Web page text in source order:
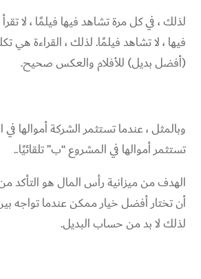
لذلك ، في كل مرة تشاهد فيها فيلمًا ، لا
فيها ، لا تشاهد فيلمًا. لذلك ، القراءة هي
(أفضل بديل) للأفلام والعكس صحيح.
وبالمثل ، عندما تستثمر الشركة أموالها في
تستثمر أموالها في المشروع “ب” تلقائيًا..
الهدف من ميزانية رأس المال هو التأكد
أن تختار أفضل خيار ممكن عندما تواجه
لذلك لا بد من حساب البديل.